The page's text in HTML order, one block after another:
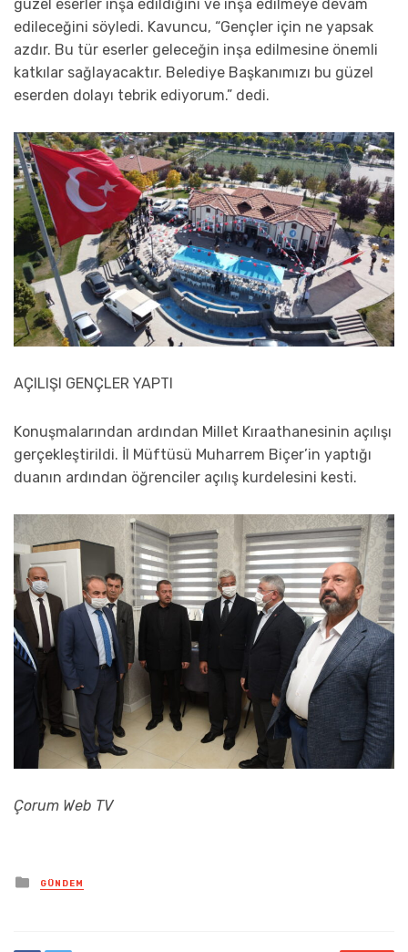
güzel eserler inşa edildiğini ve inşa edilmeye devam
edileceğini söyledi. Kavuncu, “Gençler için ne yapsak
azdır. Bu tür eserler geleceğin inşa edilmesine önemli
katkılar sağlayacaktır. Belediye Başkanımızı bu güzel
eserden dolayı tebrik ediyorum.” dedi.
AÇILIŞI GENÇLER YAPTI
Konuşmalarından ardından Millet Kıraathanesinin açılışı
gerçekleştirildi. İl Müftüsü Muharrem Biçer’in yaptığı
duanın ardından öğrenciler açılış kurdelesini kesti.
Çorum Web TV
Posted
in
GÜNDEM